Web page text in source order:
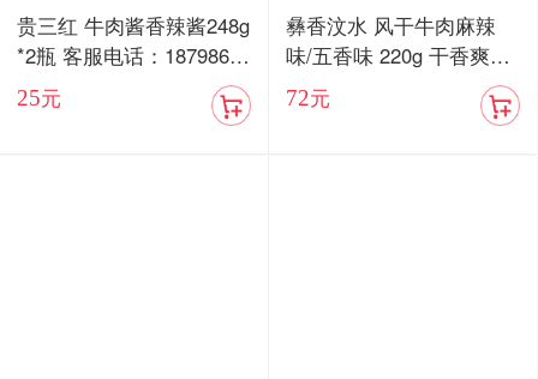
贵三红 牛肉酱香辣酱248g
*2瓶 客服电话：18798676
577
25元
彝香汶水 风干牛肉麻辣
味/五香味 220g 干香爽口
嚼劲十足
72元